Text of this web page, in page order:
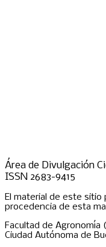
Área de Divulgación
ISSN 2683-9415
El material de este sitio
procedencia de esta
Facultad de Agronomía
Ciudad Autónoma de